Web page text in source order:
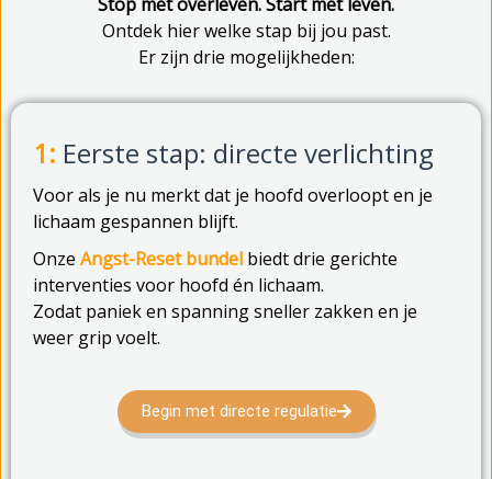
Ontdek hier welke stap bij jou past.
Er zijn drie mogelijkheden:
1: Eerste stap: directe verlichting
Voor als je nu merkt dat je hoofd overloopt en je
lichaam gespannen blijft.
Onze Angst-Reset bundel biedt drie gerichte
interventies voor hoofd én lichaam.
Zodat paniek en spanning sneller zakken en je
weer grip voelt.
Begin met directe regulatie